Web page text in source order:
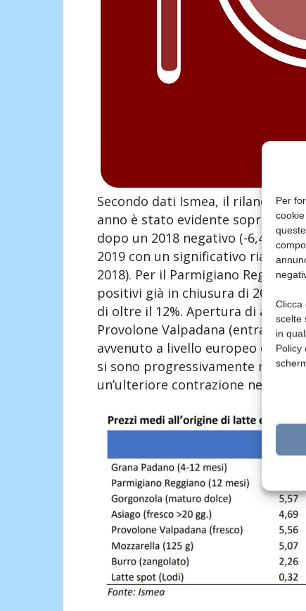
Per
Clicca
scelte
in
Policy
Secondo dati Ismea, il rilancio
anno è stato evidente
dopo un 2018 negativo (-6,4%
2019 con un significativo rialzo
2018). Per il Parmigiano
positivi già in chiusura di 2018,
di oltre il 12%. Apertura di anno
Provolone Valpadana (entrambi
avvenuto a livello europeo e
si sono progressivamente
un’ulteriore contrazione nel primo